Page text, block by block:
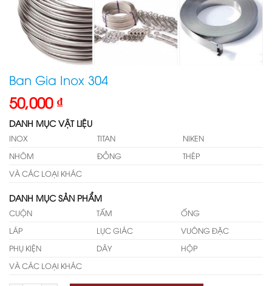
Ban Gia Inox 304
50,000 ₫
DANH MỤC VẬT LIỆU
INOX TITAN
NIKEN
NHÔM
ĐỒNG
THÉP
VÀ CÁC LOẠI KHÁC
DANH MỤC SẢN PHẨM
CUỘN TẤM
ỐNG
LÁP
LỤC GIÁC
VUÔNG ĐẶC
PHỤ KIỆN
DÂY
HỘP
VÀ CÁC LOẠI KHÁC